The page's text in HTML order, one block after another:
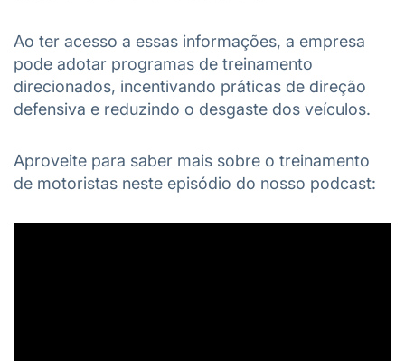
Ao ter acesso a essas informações, a empresa
pode adotar programas de treinamento
direcionados, incentivando práticas de direção
defensiva e reduzindo o desgaste dos veículos.
Aproveite para saber mais sobre o treinamento
de motoristas neste episódio do nosso podcast: